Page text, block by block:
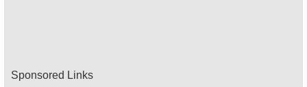
Sponsored Links